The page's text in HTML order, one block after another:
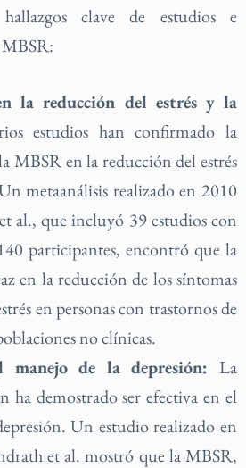
clave de estudios e
la reducción del estrés y la
estudios han confirmado la
MBSR en la reducción del estrés
metaanálisis realizado en 2010
al., que incluyó 39 estudios con
participantes, encontró que la
en la reducción de los síntomas
en personas con trastornos de
no clínicas.
manejo de la depresión: La
ha demostrado ser efectiva en el
Un estudio realizado en
et al. mostró que la MBSR,